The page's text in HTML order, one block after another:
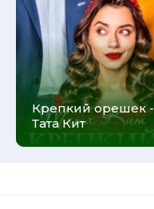
Крепкий орешек -
Тата Кит